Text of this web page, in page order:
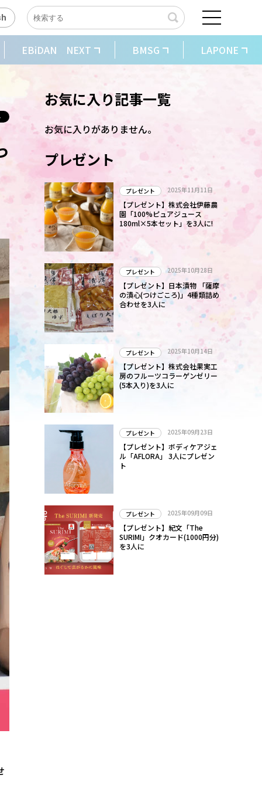
EBiDAN NEXT BMSG LAPONE
お気に入り記事一覧
お気に入りがありません。
プレゼント
プレゼント 2025年11月11日
【プレゼント】株式会社伊藤農
園「100%ピュアジュース
180ml×5本セット」を3人に!
プレゼント 2025年10月28日
【プレゼント】日本漬物 「薩摩
の漬心(つけごころ)」4種類詰め
合わせを3人に
プレゼント 2025年10月14日
【プレゼント】株式会社果実工
房のフルーツコラーゲンゼリー
(5本入り)を3人に
プレゼント 2025年09月23日
【プレゼント】ボディケアジェ
ル「AFLORA」 3人にプレゼン
ト
プレゼント 2025年09月09日
【プレゼント】紀文「The
SURIMI」クオカード(1000円分)
を3人に